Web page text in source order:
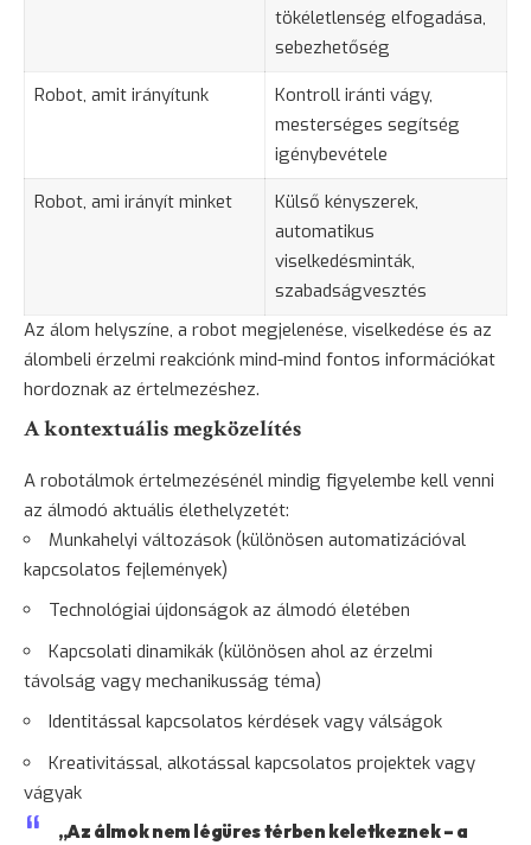
tökéletlenség elfogadása,
sebezhetőség
Robot, amit irányítunk
Kontroll iránti vágy,
mesterséges segítség
igénybevétele
Robot, ami irányít minket
Külső kényszerek,
automatikus
viselkedésminták,
szabadságvesztés
Az álom helyszíne, a robot megjelenése, viselkedése és az
álombeli érzelmi reakciónk mind-mind fontos információkat
hordoznak az értelmezéshez.
A kontextuális megközelítés
A robotálmok értelmezésénél mindig figyelembe kell venni
az álmodó aktuális élethelyzetét:
Munkahelyi változások (különösen automatizációval
kapcsolatos fejlemények)
Technológiai újdonságok az álmodó életében
Kapcsolati dinamikák (különösen ahol az érzelmi
távolság vagy mechanikusság téma)
Identitással kapcsolatos kérdések vagy válságok
Kreativitással, alkotással kapcsolatos projektek vagy
vágyak
„Az álmok nem légüres térben keletkeznek – a